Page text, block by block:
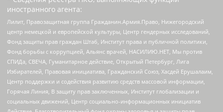
иностранного агента:
Лилит, Правозащитная группа Гражданин.Армия.Право, Нижегородский
центр немецкой и европейской культуры, Центр гендерных исследований,
Фонд защиты прав граждан Штаб, Институт права и публичной политики,
Фонд борьбы с коррупцией, Альянс врачей, НАСИЛИЮ.НЕТ, Мы против
СПИДа, СВЕЧА, Гуманитарное действие, Открытый Петербург, Лига
Избирателей, Правовая инициатива, Гражданский Союз, Хасдей Ерушалаим,
Центр поддержки и содействия развитию средств массовой информации,
Горячая Линия, В защиту прав заключенных, Институт глобализации и
социальных движений, Центр социально-информационных инициатив